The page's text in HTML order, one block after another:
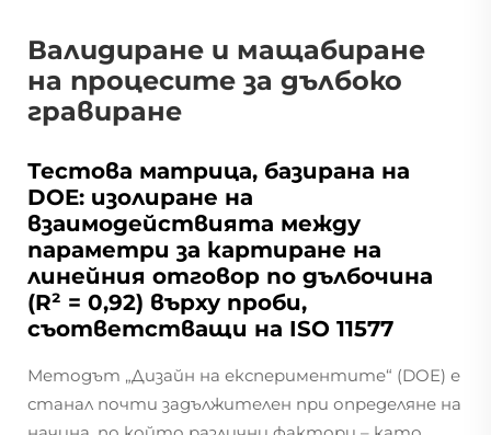
Валидиране и мащабиране
на процесите за дълбоко
гравиране
Тестова матрица, базирана на
DOE: изолиране на
взаимодействията между
параметри за картиране на
линейния отговор по дълбочина
(R² = 0,92) върху проби,
съответстващи на ISO 11577
Методът „Дизайн на експериментите“ (DOE) е
станал почти задължителен при определяне на